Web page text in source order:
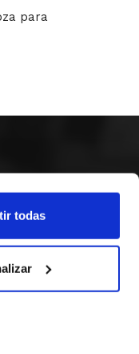
todas
para